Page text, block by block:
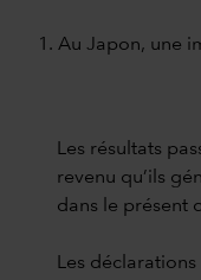
1. Au Japon, une
Les résultats
revenu qu’ils
dans le présent
Les